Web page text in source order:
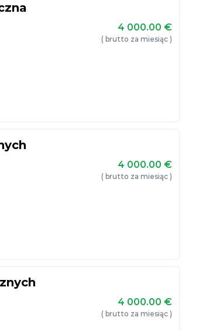
4 000.00 €
( brutto za miesiąc )
4 000.00 €
( brutto za miesiąc )
4 000.00 €
( brutto za miesiąc )